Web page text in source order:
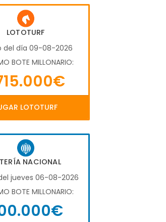
LOTOTURF
del día 09-08-2026
BOTE MILLONARIO:
LOTOTURF
NACIONAL
jueves 06-08-2026
BOTE MILLONARIO: